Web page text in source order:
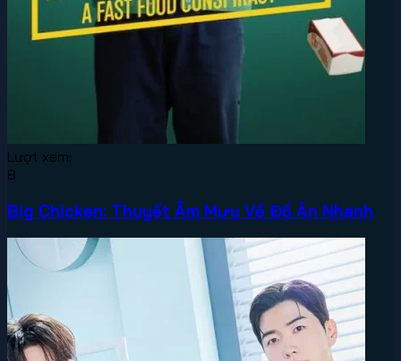
Lượt xem:
8
Big Chicken: Thuyết Âm Mưu Về Đồ Ăn Nhanh